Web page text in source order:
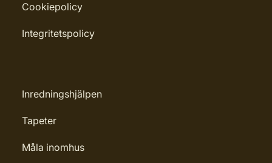
Cookiepolicy
Integritetspolicy
Inredningshjälpen
Tapeter
Måla inomhus